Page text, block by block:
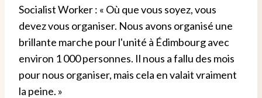
Socialist Worker : « Où que vous soyez, vous
devez vous organiser. Nous avons organisé une
brillante marche pour l'unité à Édimbourg avec
environ 1 000 personnes. Il nous a fallu des mois
pour nous organiser, mais cela en valait vraiment
la peine. »